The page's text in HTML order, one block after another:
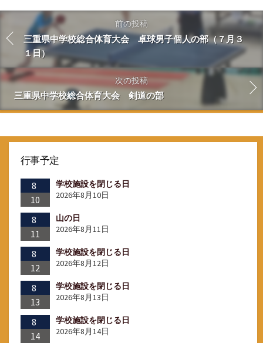
前の投稿
三重県中学校総合体育大会 卓球男子個人の部（７月３
１日）
次の投稿
三重県中学校総合体育大会 剣道の部
行事予定
8
10
学校施設を閉じる日
2026年8月10日
8
11
山の日
2026年8月11日
8
12
学校施設を閉じる日
2026年8月12日
8
13
学校施設を閉じる日
2026年8月13日
8
14
学校施設を閉じる日
2026年8月14日